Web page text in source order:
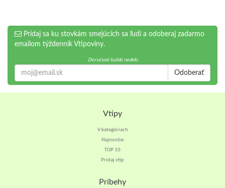
Pridaj sa ku stovkám smejúcich sa ľudí a odoberaj zadarmo
emailom týždenník Vtipoviny.
Doručené každú nedeľu
Odoberať
Vtipy
V kategóriach
Najnovšie
TOP 10
Pridaj vtip
Príbehy